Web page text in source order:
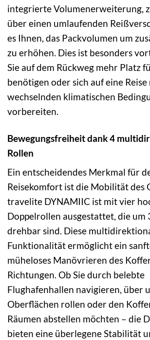
integrierte Volumenerweiterung,
über einen umlaufenden
es Ihnen, das Packvolumen um
zu erhöhen. Dies ist besonders
Sie auf dem Rückweg mehr Platz
benötigen oder sich auf eine
wechselnden klimatischen
vorbereiten.
Bewegungsfreiheit dank 4
Rollen
Ein entscheidendes Merkmal für
Reisekomfort ist die Mobilität des
travelite DYNAMIIC ist mit vier
Doppelrollen ausgestattet, die um
drehbar sind. Diese
Funktionalität ermöglicht ein
müheloses Manövrieren des
Richtungen. Ob Sie durch belebte
Flughafenhallen navigieren, über
Oberflächen rollen oder den
Räumen abstellen möchten – die
bieten eine überlegene Stabilität